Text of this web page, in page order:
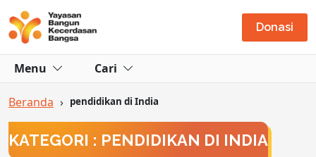
Donasi
Menu Cari
Beranda › pendidikan di India
KATEGORI : PENDIDIKAN DI INDIA